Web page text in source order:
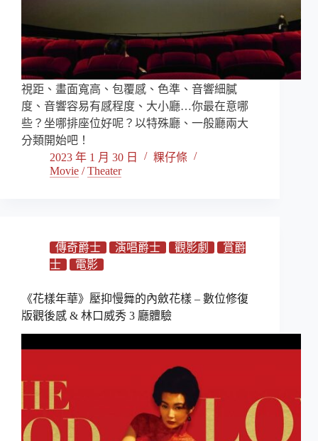
視距、畫面寬高、包覆感、色準、音響細膩
度、音響容易有感程度、大小廳…你最在意哪
些？坐哪排座位好呢？以特殊廳、一般廳兩大
分類開始吧！
2023 年 1 月 30 日
粿仔條
Movie /Theater
傳奇爵士 演唱爵士 觀影劇
賞爵
士
電影
《花樣年華》壓抑慢舞的內斂花樣 – 數位修復
版觀後感 & 林口威秀 3 廳體驗